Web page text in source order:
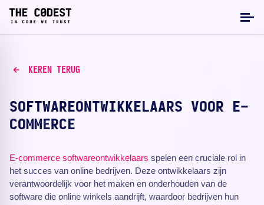
KEREN TERUG
SOFTWAREONTWIKKELAARS VOOR E-
COMMERCE
E-commerce softwareontwikkelaars spelen een cruciale rol in
het succes van online bedrijven. Deze ontwikkelaars zijn
verantwoordelijk voor het maken en onderhouden van de
software die online winkels aandrijft, waardoor bedrijven hun